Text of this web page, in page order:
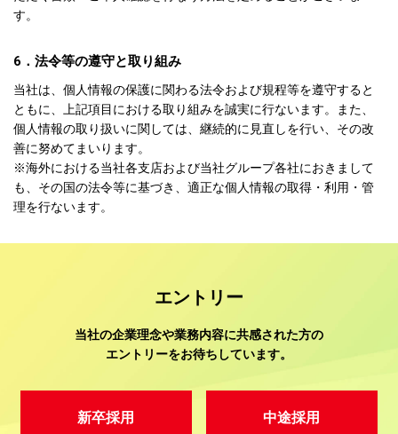
す。
6．法令等の遵守と取り組み
当社は、個人情報の保護に関わる法令および規程等を遵守すると
ともに、上記項目における取り組みを誠実に行ないます。また、
個人情報の取り扱いに関しては、継続的に見直しを行い、その改
善に努めてまいります。
※海外における当社各支店および当社グループ各社におきまして
も、その国の法令等に基づき、適正な個人情報の取得・利用・管
理を行ないます。
エントリー
当社の企業理念や業務内容に共感された方の
エントリーをお待ちしています。
新卒採用 中途採用